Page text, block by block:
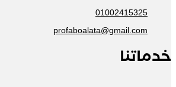
01002415325
profaboalata@gmail.com
خدماتنا